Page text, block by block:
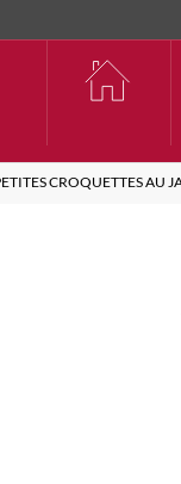
CROQUETTES AU